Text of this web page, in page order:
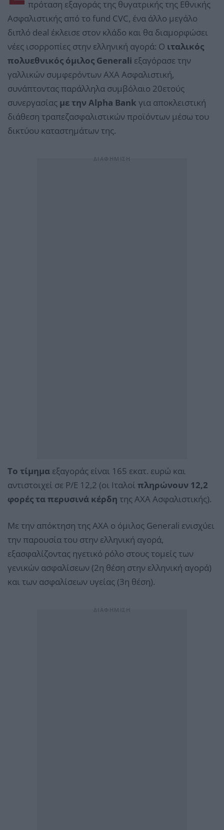
πρόταση εξαγοράς της θυγατρικής της Εθνικής
Ασφαλιστικής από το fund CVC, ένα άλλο μεγάλο
διπλό deal έκλεισε στον κλάδο και θα διαμορφώσει
νέες ισορροπίες στην ελληνική αγορά: Ο ιταλικός
πολυεθνικός όμιλος Generali εξαγόρασε την
γαλλικών συμφερόντων AXA Ασφαλιστική,
συνάπτοντας παράλληλα συμβόλαιο 20ετούς
συνεργασίας με την Alpha Bank για αποκλειστική
διάθεση τραπεζασφαλιστικών προϊόντων μέσω του
δικτύου καταστημάτων της.
Το τίμημα εξαγοράς είναι 165 εκατ. ευρώ και
αντιστοιχεί σε Ρ/Ε 12,2 (οι Ιταλοί πληρώνουν 12,2
φορές τα περυσινά κέρδη της ΑΧΑ Ασφαλιστικής).
Με την απόκτηση της ΑΧΑ ο όμιλος Generali ενισχύει
την παρουσία του στην ελληνική αγορά,
εξασφαλίζοντας ηγετικό ρόλο στους τομείς των
γενικών ασφαλίσεων (2η θέση στην ελληνική αγορά)
και των ασφαλίσεων υγείας (3η θέση).